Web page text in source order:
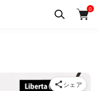
0
シェア